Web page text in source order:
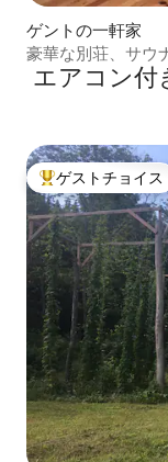
ゲントの一軒家
豪華な別荘、サウ
ール
エアコン付
大好評のゲストチ
ゲストチョイス